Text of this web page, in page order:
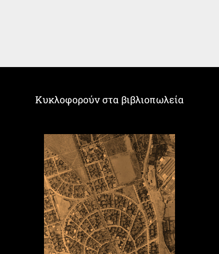
Κυκλοφορούν στα βιβλιοπωλεία